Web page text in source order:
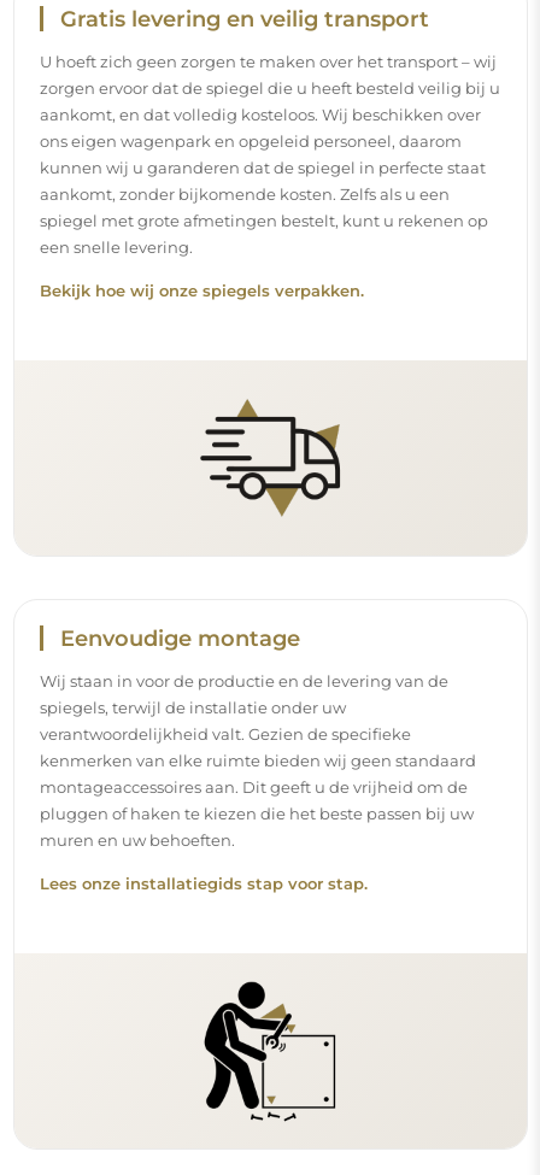
Gratis levering en veilig transport
U hoeft zich geen zorgen te maken over het transport – wij
zorgen ervoor dat de spiegel die u heeft besteld veilig bij u
aankomt, en dat volledig kosteloos. Wij beschikken over
ons eigen wagenpark en opgeleid personeel, daarom
kunnen wij u garanderen dat de spiegel in perfecte staat
aankomt, zonder bijkomende kosten. Zelfs als u een
spiegel met grote afmetingen bestelt, kunt u rekenen op
een snelle levering.
Bekijk hoe wij onze spiegels verpakken.
Eenvoudige montage
Wij staan in voor de productie en de levering van de
spiegels, terwijl de installatie onder uw
verantwoordelijkheid valt. Gezien de specifieke
kenmerken van elke ruimte bieden wij geen standaard
montageaccessoires aan. Dit geeft u de vrijheid om de
pluggen of haken te kiezen die het beste passen bij uw
muren en uw behoeften.
Lees onze installatiegids stap voor stap.